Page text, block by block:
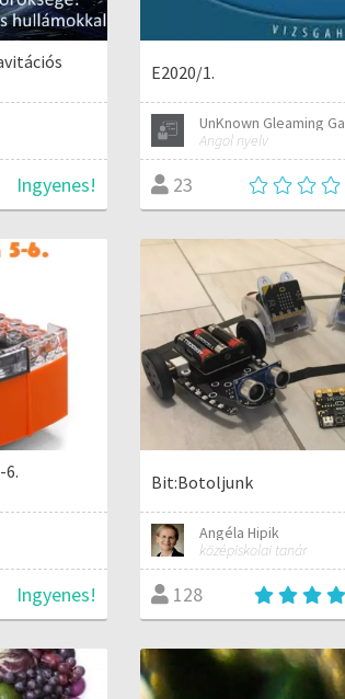
Ingyenes!
E2020/1.
UnKnown Gleaming
Angol nyelv
23
Ingyenes!
Bit:Botoljunk
Angéla Hipik
középiskolai tanár
128